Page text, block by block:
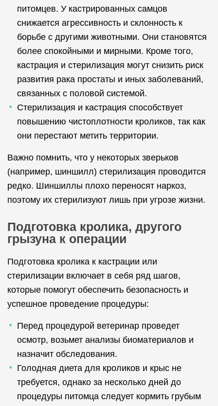
питомцев. У кастрированных самцов
снижается агрессивность и склонность к
борьбе с другими животными. Они становятся
более спокойными и мирными. Кроме того,
кастрация и стерилизация могут снизить риск
развития рака простаты и иных заболеваний,
связанных с половой системой.
Стерилизация и кастрация способствует
повышению чистоплотности кроликов, так как
они перестают метить территории.
Важно помнить, что у некоторых зверьков
(например, шиншилл) стерилизация проводится
редко. Шиншиллы плохо переносят наркоз,
поэтому их стерилизуют лишь при угрозе жизни.
Подготовка кролика, другого
грызуна к операции
Подготовка кролика к кастрации или
стерилизации включает в себя ряд шагов,
которые помогут обеспечить безопасность и
успешное проведение процедуры:
Перед процедурой ветеринар проведет
осмотр, возьмет анализы биоматериалов и
назначит обследования.
Голодная диета для кроликов и крыс не
требуется, однако за несколько дней до
процедуры питомца следует кормить грубым